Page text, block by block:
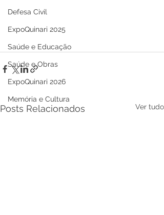
Defesa Civil
ExpoQuinari 2025
Saúde e Educação
Saúde e Obras
ExpoQuinari 2026
Memória e Cultura
Posts Relacionados Ver tudo